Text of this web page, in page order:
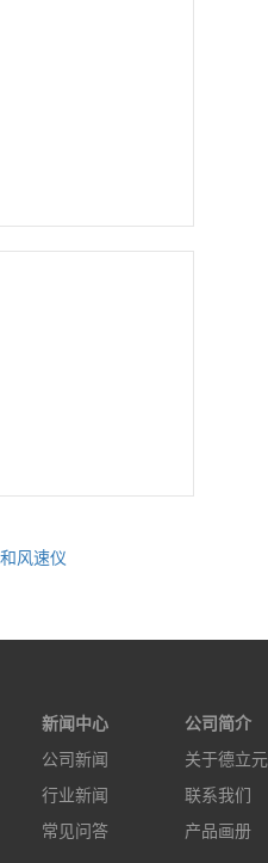
风速仪
新闻中心
公司新闻
行业新闻
常见问答
公司简介
关于德立元
联系我们
产品画册